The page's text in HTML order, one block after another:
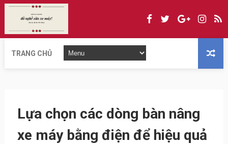
TRANG CHỦ
Lựa chọn các dòng bàn nâng
xe máy bằng điện để hiệu quả